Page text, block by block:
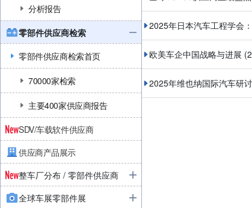
分析报告
零部件供应商检索
零部件供应商检索首页
70000家检索
主要400家供应商报告
SDV/车载软件供应商
供应商产品展示
整车厂分布 / 零部件供应商
全球车展零部件展
2025年日本汽车工程学会
欧美车企中国战略与进展
2025年维也纳国际汽车研